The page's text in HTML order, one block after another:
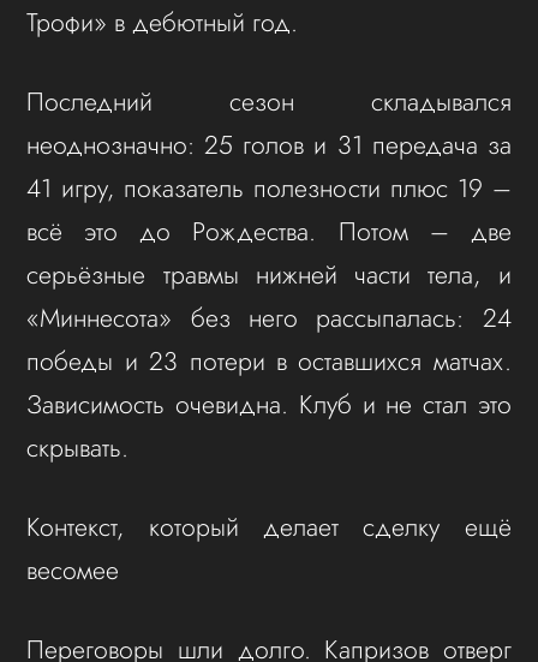
Трофи» в дебютный год.
Последний сезон складывался
неоднозначно: 25 голов и 31 передача за
41 игру, показатель полезности плюс 19 –
всё это до Рождества. Потом – две
серьёзные травмы нижней части тела, и
«Миннесота» без него рассыпалась: 24
победы и 23 потери в оставшихся матчах.
Зависимость очевидна. Клуб и не стал это
скрывать.
Контекст, который делает сделку ещё
весомее
Переговоры шли долго. Капризов отверг